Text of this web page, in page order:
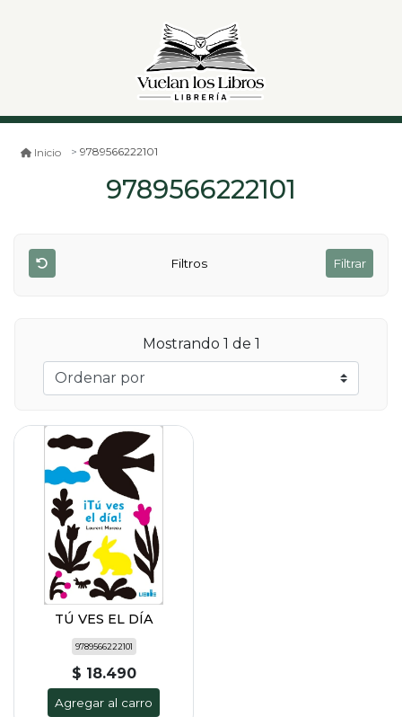
Inicio 9789566222101
9789566222101
Filtros Filtrar
Mostrando 1 de 1
TÚ VES EL DÍA
9789566222101
$ 18.490
Agregar al carro